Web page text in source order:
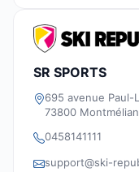
SR SPORTS
695 avenue Paul-
73800 Montmélian
0458141111
support@ski-